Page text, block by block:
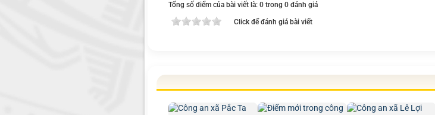
Tổng số điểm của bài viết là: 0 trong 0 đánh giá
Click để đánh giá bài viết